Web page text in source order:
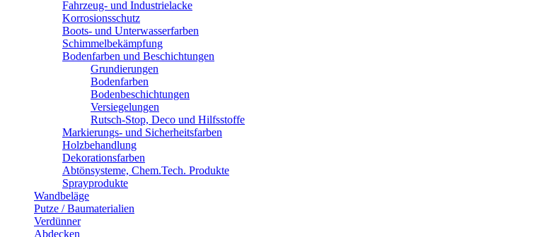
Fahrzeug- und Industrielacke
Korrosionsschutz
Boots- und Unterwasserfarben
Schimmelbekämpfung
Bodenfarben und Beschichtungen
Grundierungen
Bodenfarben
Bodenbeschichtungen
Versiegelungen
Rutsch-Stop, Deco und Hilfsstoffe
Markierungs- und Sicherheitsfarben
Holzbehandlung
Dekorationsfarben
Abtönsysteme, Chem.Tech. Produkte
Sprayprodukte
Wandbeläge
Putze / Baumaterialien
Verdünner
Abdecken